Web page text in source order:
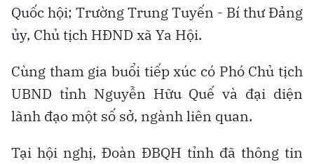
Quốc hội; Trường Trung Tuyến - Bí thư Đảng
ủy, Chủ tịch HĐND xã Ya Hội.
Cùng tham gia buổi tiếp xúc có Phó Chủ tịch
UBND tỉnh Nguyễn Hữu Quế và đại diện
lãnh đạo một số sở, ngành liên quan.
Tại hội nghị, Đoàn ĐBQH tỉnh đã thông tin